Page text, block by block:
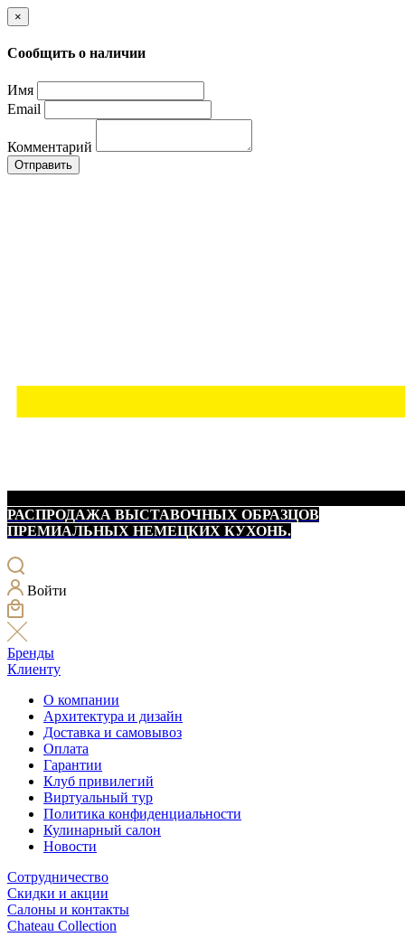
×
Сообщить о наличии
Имя
Email
Комментарий
Отправить
РАСПРОДАЖА ВЫСТАВОЧНЫХ ОБРАЗЦОВ
ПРЕМИАЛЬНЫХ НЕМЕЦКИХ КУХОНЬ.
Войти
Бренды
Клиенту
О компании
Архитектура и дизайн
Доставка и самовывоз
Оплата
Гарантии
Клуб привилегий
Виртуальный тур
Политика конфиденциальности
Кулинарный салон
Новости
Сотрудничество
Скидки и акции
Салоны и контакты
Chateau Collection